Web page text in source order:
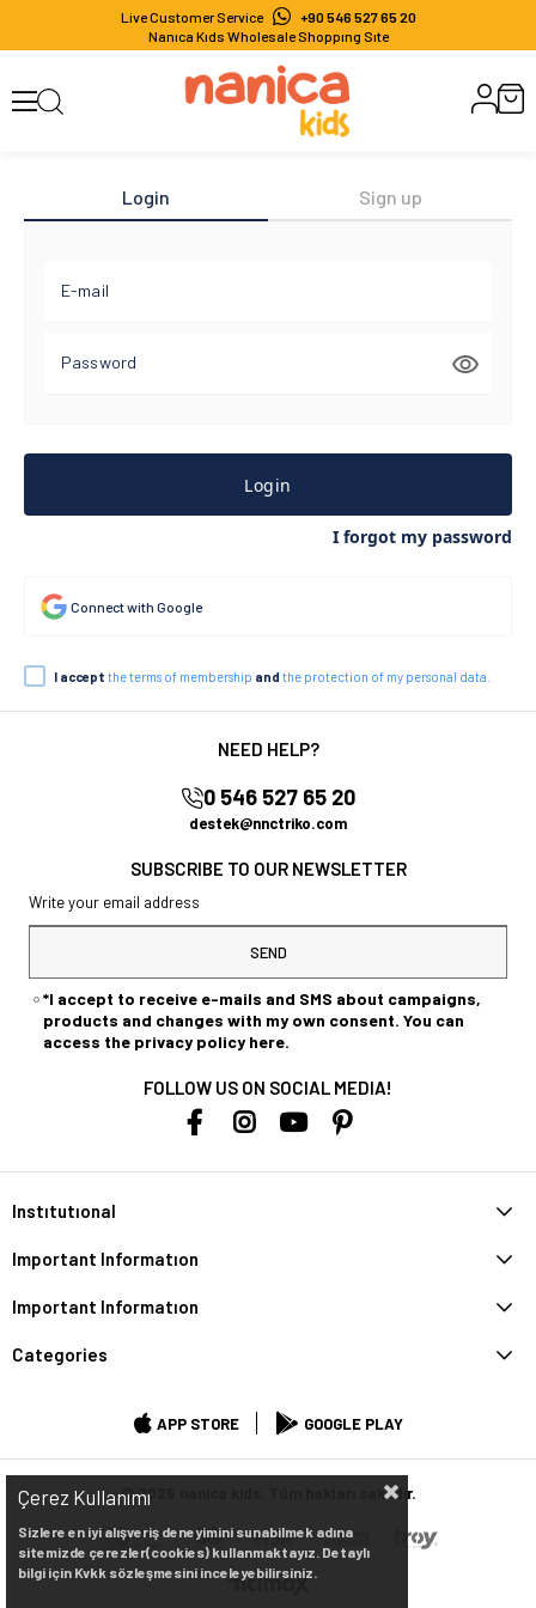
Live Customer Service
+90 546 527 65 20
Nanıca Kıds Wholesale Shoppıng Sıte
Login Sign up
E-mail
Password
Login
I forgot my password
Connect with Google
I accept the terms of membership and the protection of my personal data.
NEED HELP?
0 546 527 65 20
destek@nnctriko.com
SUBSCRIBE TO OUR NEWSLETTER
SEND
*I accept to receive e-mails and SMS about campaigns,
products and changes with my own consent. You can
access the privacy policy here.
FOLLOW US ON SOCIAL MEDIA!
Instıtutıonal
Important Informatıon
Important Informatıon
Categories
APP STORE GOOGLE PLAY
© 2025 nanica kids. Tüm hakları saklıdır.
Çerez Kullanımı
Sizlere en iyi alışveriş deneyimini sunabilmek adına
sitemizde çerezler(cookies) kullanmaktayız. Detaylı
bilgi için Kvkk sözleşmesini inceleyebilirsiniz.